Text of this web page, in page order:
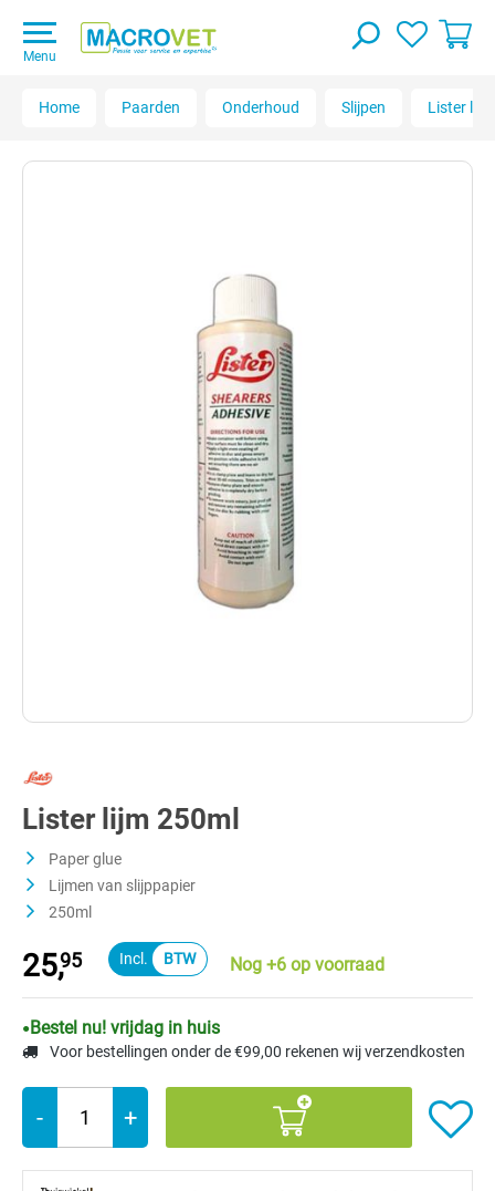
Menu
Home Paarden Onderhoud Slijpen Lister
Lister lijm 250ml
Paper glue
Lijmen van slijppapier
250ml
25,95 Nog +6 op voorraad
Bestel nu! vrijdag in huis
Voor bestellingen onder de €99,00 rekenen wij verzendkosten
- +